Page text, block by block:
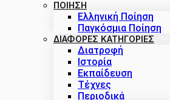
ΠΟΙΗΣΗ
Ελληνική Ποίηση
Παγκόσμια Ποίηση
ΔΙΑΦΟΡΕΣ ΚΑΤΗΓΟΡΙΕΣ
Διατροφή
Ιστορία
Εκπαίδευση
Τέχνες
Περιοδικά